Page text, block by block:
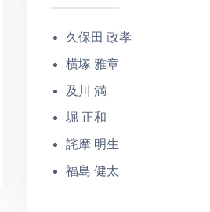
久保田 政孝
横塚 雅章
及川 満
堀 正和
詫摩 明生
福島 健太